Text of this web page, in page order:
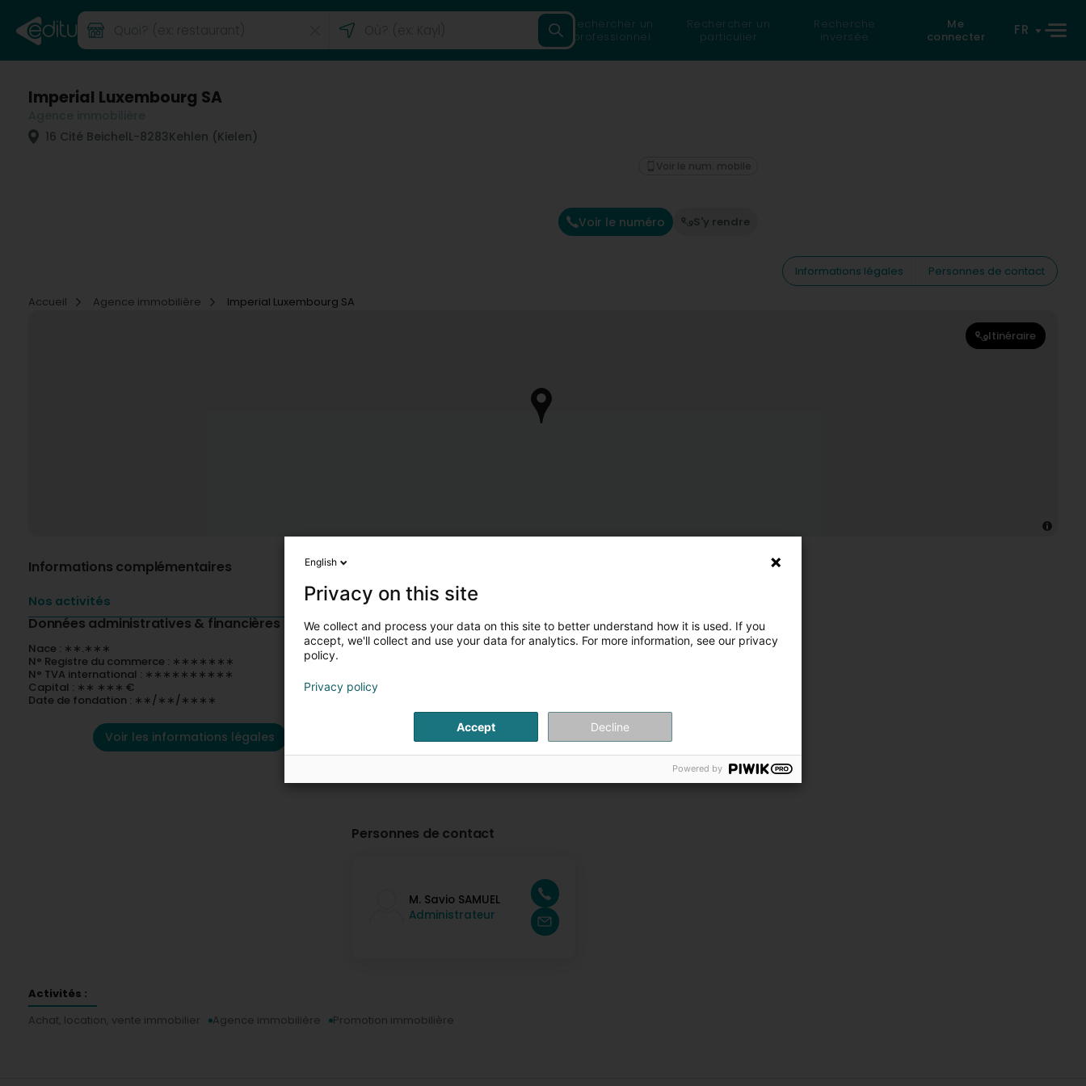
Rechercher un
professionnel
Rechercher un
particulier
Recherche
inversée
Me
connecter
FR
Imperial Luxembourg SA
16 Cité BeichelL-8283Kehlen (Kielen)
Voir le numéro S'y rendre
Voir le num. mobile
Informations légales
Personnes de contact
Accueil
Agence immobilière Imperial Luxembourg SA
Itinéraire
Informations complémentaires
Nos activités
Données administratives & financières
Nace : ∗∗.∗∗∗
N° Registre du commerce : ∗∗∗∗∗∗∗
N° TVA international : ∗∗∗∗∗∗∗∗∗∗
Capital : ∗∗ ∗∗∗ €
Date de fondation : ∗∗/∗∗/∗∗∗∗
Voir les informations légales
Personnes de contact
M. Savio SAMUEL
Administrateur
Activités :
Achat, location, vente immobilier
Agence immobilière Promotion immobilière
English
Privacy on this site
We collect and process your data on this site to better understand how it is used. If you
accept, we'll collect and use your data for analytics. For more information, see our privacy
policy.
Privacy policy
Accept Decline
Powered by